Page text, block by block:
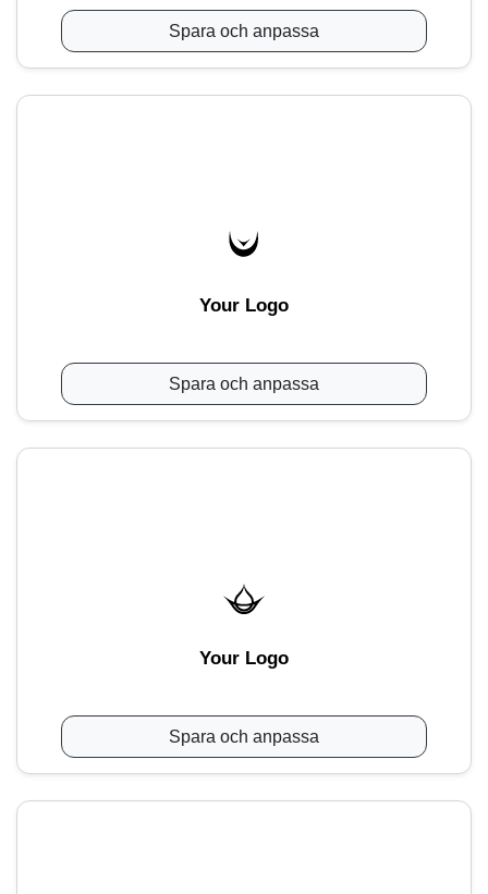
Spara och anpassa
Your Logo
Spara och anpassa
Your Logo
Spara och anpassa